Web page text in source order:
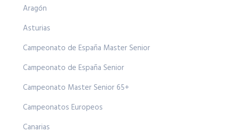
Aragón
Asturias
Campeonato de España Master Senior
Campeonato de España Senior
Campeonato Master Senior 65+
Campeonatos Europeos
Canarias